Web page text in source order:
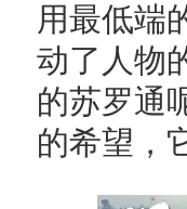
用最低端
动了人物
的苏罗通
的希望，